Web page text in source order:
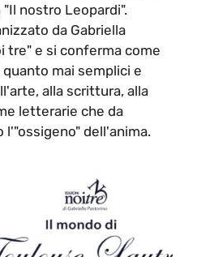
nostro Leopardi".
da Gabriella
tre" e si conferma come
mai semplici e
alla scrittura, alla
letterarie che da
dell'anima.